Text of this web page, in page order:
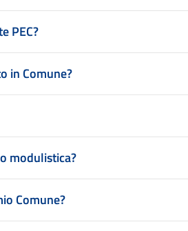
PEC?
in Comune?
modulistica?
Comune?